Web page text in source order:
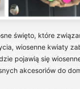
święto, które
wiosenne kwiaty
pojawią się
akcesoriów do